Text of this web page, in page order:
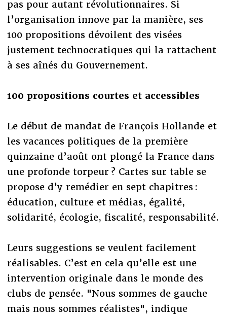
pas pour autant révolutionnaires. Si
l’organisation innove par la manière, ses
100 propositions dévoilent des visées
justement technocratiques qui la rattachent
à ses aînés du Gouvernement.
100 propositions courtes et accessibles
Le début de mandat de François Hollande et
les vacances politiques de la première
quinzaine d’août ont plongé la France dans
une profonde torpeur ? Cartes sur table se
propose d’y remédier en sept chapitres :
éducation, culture et médias, égalité,
solidarité, écologie, fiscalité, responsabilité.
Leurs suggestions se veulent facilement
réalisables. C’est en cela qu’elle est une
intervention originale dans le monde des
clubs de pensée. "Nous sommes de gauche
mais nous sommes réalistes", indique